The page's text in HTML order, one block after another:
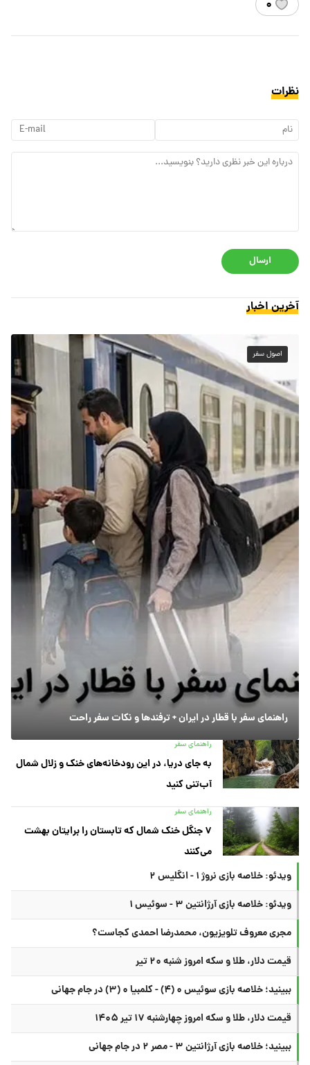
۰
نظرات
ارسال
آخرین اخبار
اصول سفر
راهنمای سفر با قطار در ایران + ترفندها و نکات سفر راحت
راهنمای سفر
به جای دریا، در این رودخانه‌های خنک و زلال شمال
آب‌تنی کنید
راهنمای سفر
۷ جنگل خنک شمال که تابستان را برایتان بهشت
می‌کنند
ویدئو: خلاصه بازی نروژ ۱ - انگلیس ۲
ویدئو: خلاصه بازی آرژانتین ۳ - سوئیس ۱
مجری معروف تلویزیون، محمدرضا احمدی کجاست؟
قیمت دلار، طلا و سکه امروز شنبه ۲۰ تیر
ببینید؛ خلاصه بازی سوئیس ۰ (۴) - کلمبیا ۰ (۳) در جام جهانی
قیمت دلار، طلا و سکه امروز چهارشنبه ۱۷ تیر ۱۴۰۵
ببینید؛ خلاصه بازی آرژانتین ۳ - مصر ۲ در جام جهانی